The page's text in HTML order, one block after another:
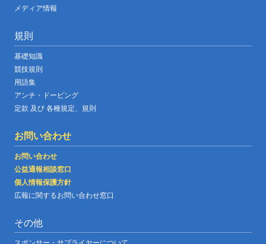
メディア情報
規則
基礎知識
競技規則
用語集
アンチ・ドーピング
定款 及び 各種規定、規則
お問い合わせ
お問い合わせ
公益通報相談窓口
個人情報保護方針
広報に関するお問い合わせ窓口
その他